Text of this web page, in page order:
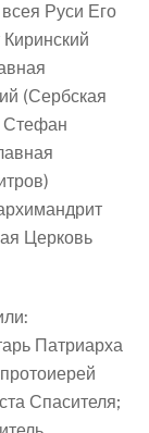
Руси Его
(Сербская
Стефан
Церковь
Патриарха
Спасителя;